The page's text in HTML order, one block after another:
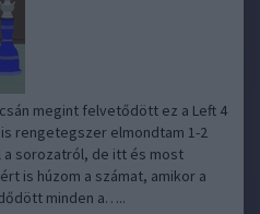
megint felvetődött ez a Left 4
rengetegszer elmondtam 1-2
sorozatról, de itt és most
is húzom a számat, amikor a
minden a…..